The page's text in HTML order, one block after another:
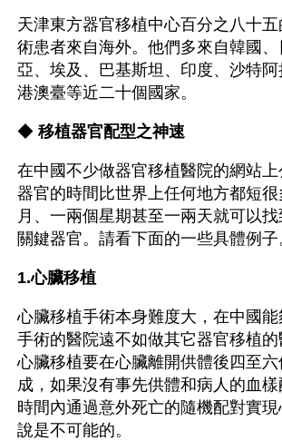
天津東方器官移植中心百分之八十
術患者來自海外。他們多來自韓國
亞、埃及、巴基斯坦、印度、沙特
港澳臺等近二十個國家。
◆ 移植器官配型之神速
在中國不少做器官移植醫院的網站
器官的時間比世界上任何地方都短很
月、一兩個星期甚至一兩天就可以
關鍵器官。請看下面的一些具體例子
1.心臟移植
心臟移植手術本身難度大，在中國
手術的醫院遠不如做其它器官移植
心臟移植要在心臟離開供體後四至
成，如果沒有事先供體和病人的血
時間內通過意外死亡的隨機配對實
說是不可能的。